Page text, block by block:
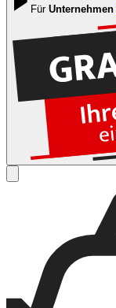
Für Unternehmen